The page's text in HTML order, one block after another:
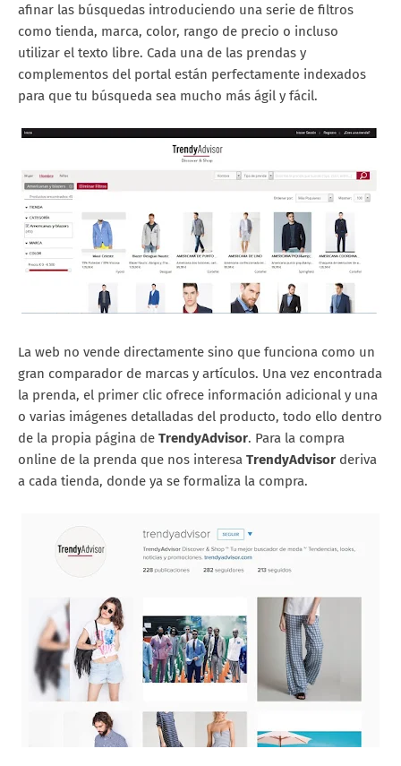
afinar las búsquedas introduciendo una serie de filtros
como tienda, marca, color, rango de precio o incluso
utilizar el texto libre. Cada una de las prendas y
complementos del portal están perfectamente indexados
para que tu búsqueda sea mucho más ágil y fácil.
La web no vende directamente sino que funciona como un
gran comparador de marcas y artículos. Una vez encontrada
la prenda, el primer clic ofrece información adicional y una
o varias imágenes detalladas del producto, todo ello dentro
de la propia página de TrendyAdvisor. Para la compra
online de la prenda que nos interesa TrendyAdvisor deriva
a cada tienda, donde ya se formaliza la compra.